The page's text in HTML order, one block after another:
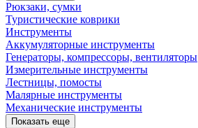
Рюкзаки, сумки
Туристические коврики
Инструменты
Аккумуляторные инструменты
Генераторы, компрессоры, вентиляторы
Измерительные инструменты
Лестницы, помосты
Малярные инструменты
Механические инструменты
Показать еще